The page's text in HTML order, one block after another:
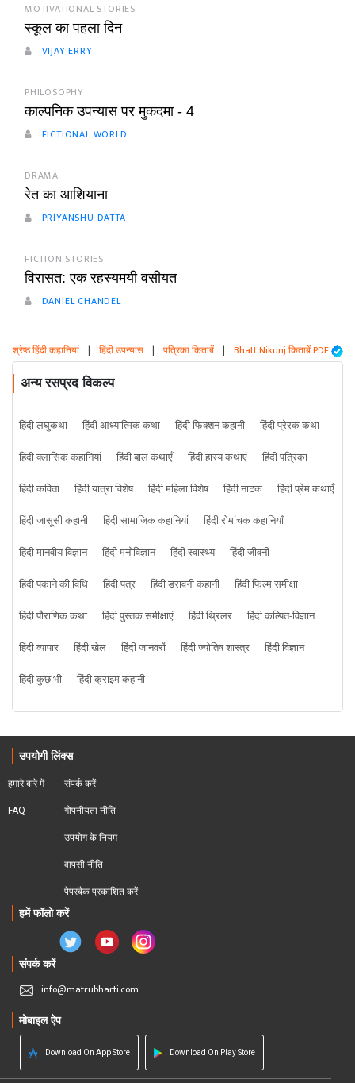
MOTIVATIONAL STORIES
स्कूल का पहला दिन
VIJAY ERRY
PHILOSOPHY
काल्पनिक उपन्यास पर मुकदमा - 4
FICTIONAL WORLD
DRAMA
रेत का आशियाना
PRIYANSHU DATTA
FICTION STORIES
विरासत: एक रहस्यमयी वसीयत
DANIEL CHANDEL
श्रेष्ठ हिंदी कहानियां | हिंदी उपन्यास | पत्रिका किताबें | Bhatt Nikunj किताबें PDF
अन्य रसप्रद विकल्प
हिंदी लघुकथा हिंदी आध्यात्मिक कथा हिंदी फिक्शन कहानी
हिंदी प्रेरक कथा
हिंदी क्लासिक कहानियां
हिंदी बाल कथाएँ हिंदी हास्य कथाएं
हिंदी पत्रिका
हिंदी कविता
हिंदी यात्रा विशेष हिंदी महिला विशेष हिंदी नाटक
हिंदी प्रेम कथाएँ
हिंदी जासूसी कहानी
हिंदी सामाजिक कहानियां
हिंदी रोमांचक कहानियाँ
हिंदी मानवीय विज्ञान
हिंदी मनोविज्ञान हिंदी स्वास्थ्य
हिंदी जीवनी
हिंदी पकाने की विधि
हिंदी पत्र हिंदी डरावनी कहानी
हिंदी फिल्म समीक्षा
हिंदी पौराणिक कथा
हिंदी पुस्तक समीक्षाएं हिंदी थ्रिलर
हिंदी कल्पित-विज्ञान
हिंदी व्यापार
हिंदी खेल हिंदी जानवरों हिंदी ज्योतिष शास्त्र
हिंदी विज्ञान
हिंदी कुछ भी
हिंदी क्राइम कहानी
उपयोगी लिंक्स
हमारे बारे में
FAQ
संपर्क करें
गोपनीयता नीति
उपयोग के नियम
वापसी नीति
पेपरबैक प्रकाशित करें
हमें फॉलो करें
संपर्क करें
info@matrubharti.com
मोबाइल ऐप
Download On App Store Download On Play Store